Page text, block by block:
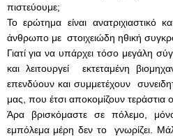
πιστεύουμε;
Το ερώτημα είναι ανατριχιαστικό
άνθρωπο με στοιχειώδη ηθική
Γιατί για να υπάρχει τόσο μεγάλη
και λειτουργεί εκτεταμένη
επενδύουν και συμμετέχουν
μας, που έτσι αποκομίζουν τεράστια
Άρα βρισκόμαστε σε πόλεμο,
εμπόλεμα μέρη δεν το γνωρίζει.